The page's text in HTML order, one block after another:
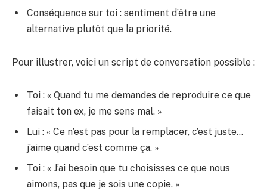
Conséquence sur toi : sentiment d’être une
alternative plutôt que la priorité.
Pour illustrer, voici un script de conversation possible :
Toi : « Quand tu me demandes de reproduire ce que
faisait ton ex, je me sens mal. »
Lui : « Ce n’est pas pour la remplacer, c’est juste…
j’aime quand c’est comme ça. »
Toi : « J’ai besoin que tu choisisses ce que nous
aimons, pas que je sois une copie. »